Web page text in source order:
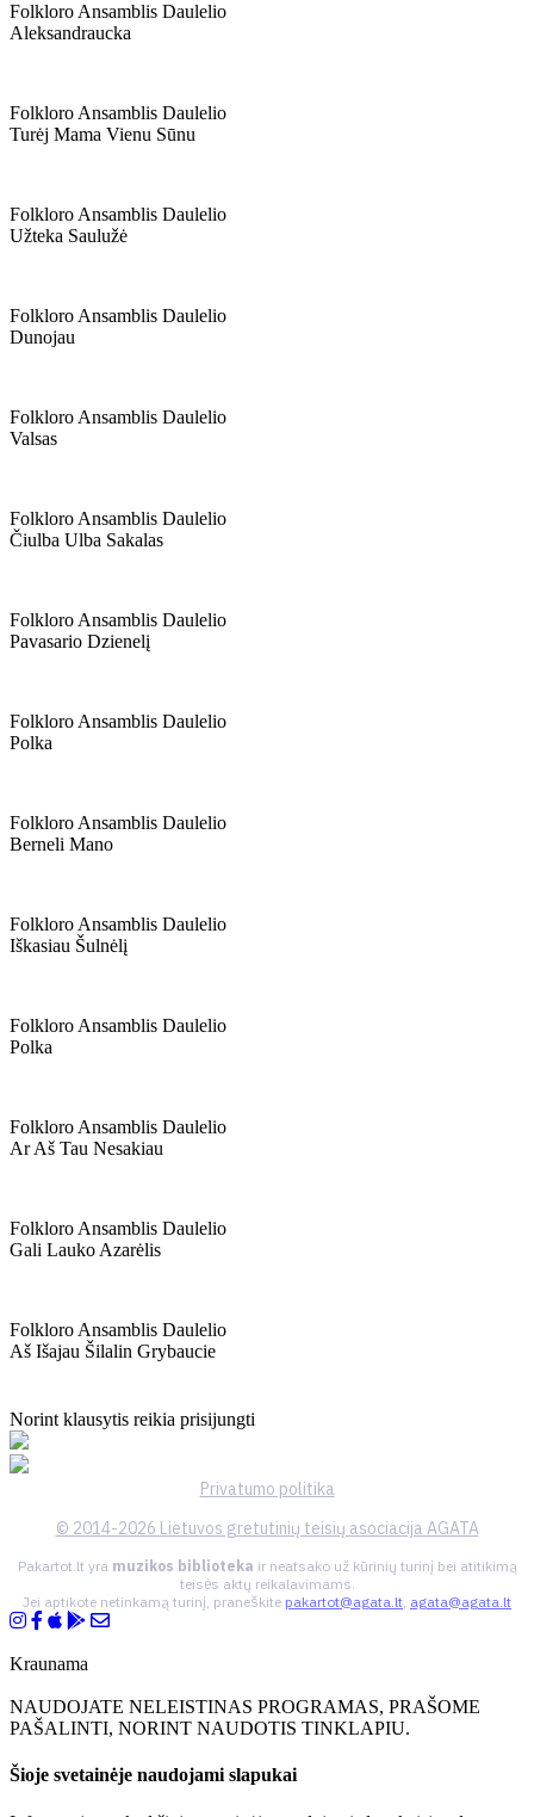
Folkloro Ansamblis Daulelio
Aleksandraucka
Folkloro Ansamblis Daulelio
Turėj Mama Vienu Sūnu
Folkloro Ansamblis Daulelio
Užteka Saulužė
Folkloro Ansamblis Daulelio
Dunojau
Folkloro Ansamblis Daulelio
Valsas
Folkloro Ansamblis Daulelio
Čiulba Ulba Sakalas
Folkloro Ansamblis Daulelio
Pavasario Dzienelį
Folkloro Ansamblis Daulelio
Polka
Folkloro Ansamblis Daulelio
Berneli Mano
Folkloro Ansamblis Daulelio
Iškasiau Šulnėlį
Folkloro Ansamblis Daulelio
Polka
Folkloro Ansamblis Daulelio
Ar Aš Tau Nesakiau
Folkloro Ansamblis Daulelio
Gali Lauko Azarėlis
Folkloro Ansamblis Daulelio
Aš Išajau Šilalin Grybaucie
Norint klausytis reikia prisijungti
Privatumo politika
© 2014-2026 Lietuvos gretutinių teisių asociacija AGATA
Pakartot.lt yra muzikos biblioteka ir neatsako už kūrinių turinį bei atitikimą
teisės aktų reikalavimams.
Jei aptikote netinkamą turinį, praneškite pakartot@agata.lt, agata@agata.lt
Kraunama
NAUDOJATE NELEISTINAS PROGRAMAS, PRAŠOME
PAŠALINTI, NORINT NAUDOTIS TINKLAPIU.
Šioje svetainėje naudojami slapukai